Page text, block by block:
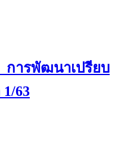
การพัฒนาเปรียบ
63